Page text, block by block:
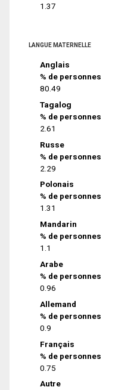
1.37
LANGUE MATERNELLE
Anglais
% de personnes
80.49
Tagalog
% de personnes
2.61
Russe
% de personnes
2.29
Polonais
% de personnes
1.31
Mandarin
% de personnes
1.1
Arabe
% de personnes
0.96
Allemand
% de personnes
0.9
Français
% de personnes
0.75
Autre